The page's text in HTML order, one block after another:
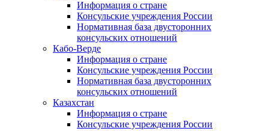
Информация о стране
Консульские учреждения России
Нормативная база двусторонних
консульских отношений
Кабо-Верде
Информация о стране
Консульские учреждения России
Нормативная база двусторонних
консульских отношений
Казахстан
Информация о стране
Консульские учреждения России